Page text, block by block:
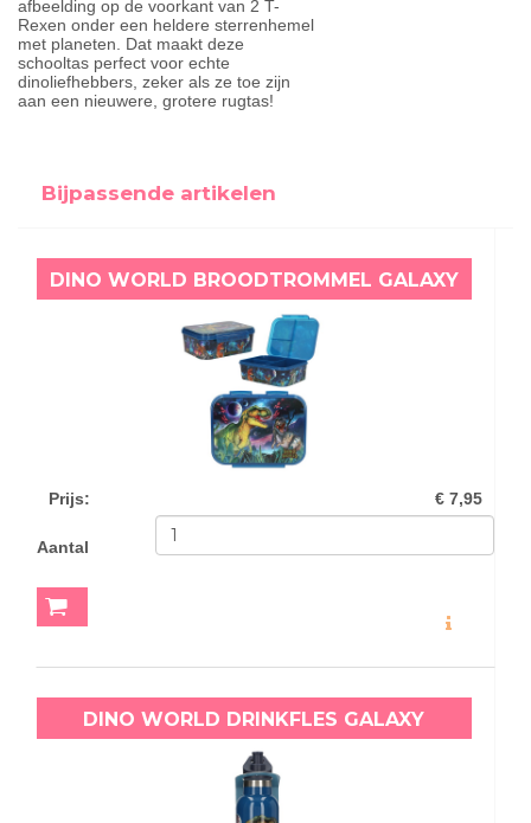
afbeelding op de voorkant van 2 T-
Rexen onder een heldere sterrenhemel
met planeten. Dat maakt deze
schooltas perfect voor echte
dinoliefhebbers, zeker als ze toe zijn
aan een nieuwere, grotere rugtas!
Bijpassende artikelen
DINO WORLD BROODTROMMEL GALAXY
Prijs: € 7,95
Aantal
DINO WORLD DRINKFLES GALAXY